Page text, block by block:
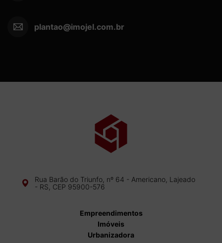
plantao@imojel.com.br
Rua Barão do Triunfo, nº 64 - Americano, Lajeado
- RS, CEP 95900-576
Empreendimentos
Imóveis
Urbanizadora